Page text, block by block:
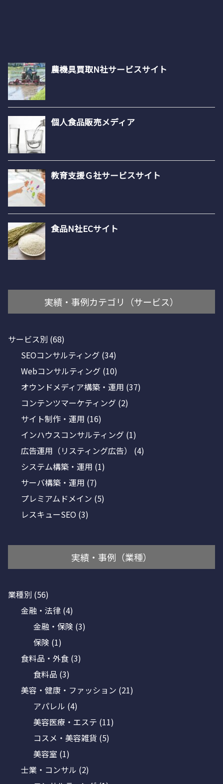
実績・事例カテゴリ（サービス）
サービス別 (68)
SEOコンサルティング (34)
Webコンサルティング (10)
オウンドメディア構築・運用 (37)
コンテンツマーケティング (2)
サイト制作・運用 (16)
インハウスコンサルティング (1)
広告運用（リスティング広告） (4)
システム構築・運用 (1)
サーバ構築・運用 (7)
プレミアムドメイン (5)
レスキューSEO (3)
実績・事例（業種）
業種別 (56)
金融・法律 (4)
金融・保険 (3)
保険 (1)
食料品・外食 (3)
食料品 (3)
美容・健康・ファッション (21)
アパレル (4)
美容医療・エステ (11)
コスメ・美容雑貨 (5)
美容室 (1)
士業・コンサル (2)